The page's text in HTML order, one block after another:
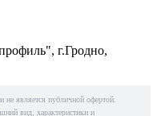
г.Гродно,
не является публичной офертой.
вид, характеристики и